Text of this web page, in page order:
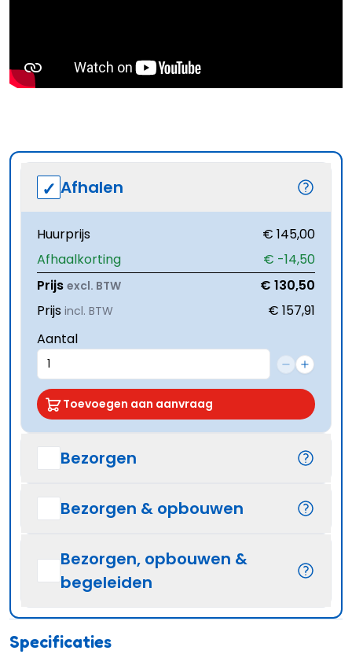
Afhalen
Huurprijs
€ 145,00
Afhaalkorting
€ -14,50
Prijs excl. BTW
€ 130,50
Prijs incl. BTW
€ 157,91
Aantal
Toevoegen aan aanvraag
Bezorgen
Bezorgen & opbouwen
Bezorgen, opbouwen &
begeleiden
Specificaties